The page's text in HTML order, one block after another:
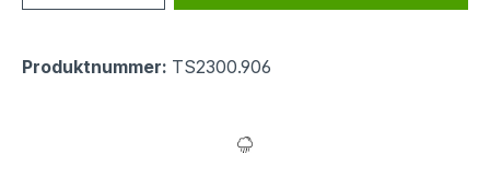
Produktnummer: TS2300.906